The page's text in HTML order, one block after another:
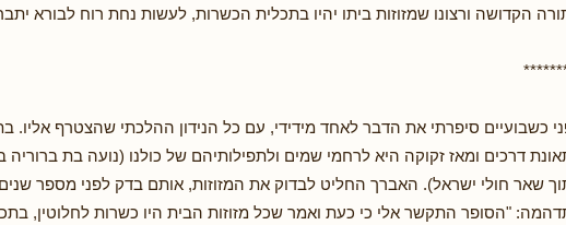
הקדושה ורצונו שמזוזות ביתו יהיו בתכלית הכשרות, לעשות נחת רוח לבורא
כשבועיים סיפרתי את הדבר לאחד מידידי, עם כל הנידון ההלכתי שהצטרף אליו.
דרכים ומאז זקוקה היא לרחמי שמים ולתפילותיהם של כולנו (נועה בת
שאר חולי ישראל). האברך החליט לבדוק את המזוזות, אותם בדק לפני מספר
"הסופר התקשר אלי כי כעת ואמר שכל מזוזות הבית היו כשרות לחלוטין,